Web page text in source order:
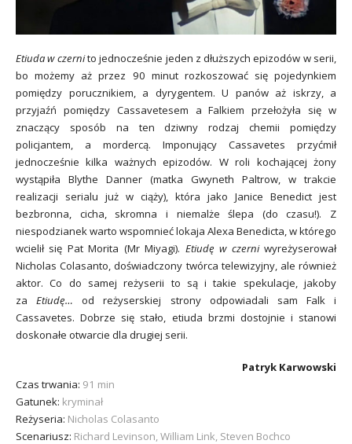
Etiuda w czernito jednocześnie jeden z dłuższych epizodów w serii,
bo możemy aż przez 90 minut rozkoszować się pojedynkiem
pomiędzy porucznikiem, a dyrygentem. U panów aż iskrzy, a
przyjaźń pomiędzy Cassavetesem a Falkiem przełożyła się w
znaczący sposób na ten dziwny rodzaj chemii pomiędzy
policjantem, a mordercą. Imponujący Cassavetes przyćmił
jednocześnie kilka ważnych epizodów. W roli kochającej żony
wystąpiła Blythe Danner (matka Gwyneth Paltrow, w trakcie
realizacji serialu już w ciąży), która jako Janice Benedict jest
bezbronna, cicha, skromna i niemalże ślepa (do czasu!). Z
niespodzianek warto wspomnieć lokaja Alexa Benedicta, w którego
wcielił się Pat Morita (Mr Miyagi). Etiudę w czerniwyreżyserował
Nicholas Colasanto, doświadczony twórca telewizyjny, ale również
aktor. Co do samej reżyserii to są i takie spekulacje, jakoby
zaEtiudę…od reżyserskiej strony odpowiadali sam Falk i
Cassavetes. Dobrze się stało, etiuda brzmi dostojnie i stanowi
doskonałe otwarcie dla drugiej serii.
Patryk Karwowski
Czas trwania: 91 min
Gatunek: kryminał
Reżyseria: Nicholas Colasanto
Scenariusz: Richard Levinson, William Link, Steven Bochco